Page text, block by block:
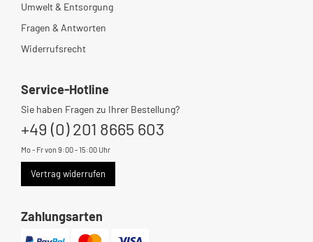
Umwelt & Entsorgung
Fragen & Antworten
Widerrufsrecht
Service-Hotline
Sie haben Fragen zu Ihrer Bestellung?
+49 (0) 201 8665 603
Mo - Fr von 9:00 - 15:00 Uhr
Vertrag widerrufen
Zahlungsarten